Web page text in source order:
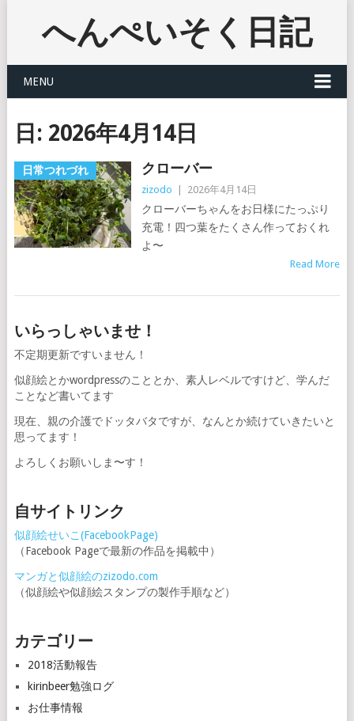
へんぺいそく日記
MENU
日: 2026年4月14日
日常つれづれ クローバー
zizodo 2026年4月14日
クローバーちゃんをお日様にたっぷり
充電！四つ葉をたくさん作っておくれ
よ〜
Read More
いらっしゃいませ！
不定期更新ですいません！
似顔絵とかwordpressのこととか、素人レベルですけど、学んだ
ことなど書いてます
現在、親の介護でドッタバタですが、なんとか続けていきたいと
思ってます！
よろしくお願いしま〜す！
自サイトリンク
似顔絵せいこ(FacebookPage)
（Facebook Pageで最新の作品を掲載中）
マンガと似顔絵のzizodo.com
（似顔絵や似顔絵スタンプの製作手順など）
カテゴリー
2018活動報告
kirinbeer勉強ログ
お仕事情報